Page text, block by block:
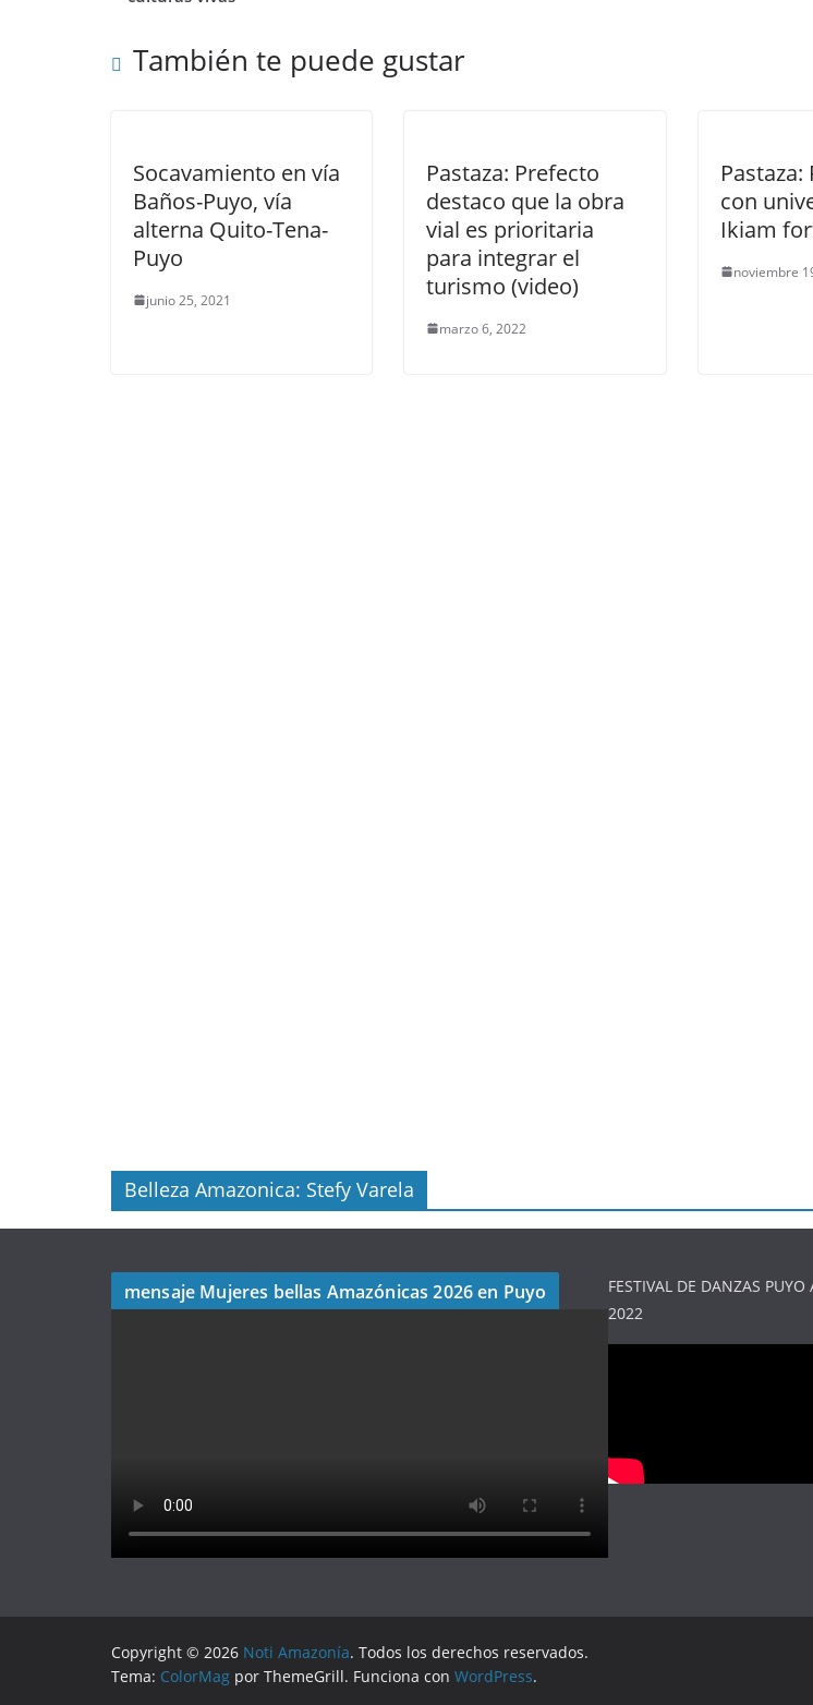
También te puede gustar
Socavamiento en vía
Baños-Puyo, vía
alterna Quito-Tena-
Puyo
junio 25, 2021
Pastaza: Prefecto
destaco que la obra
vial es prioritaria
para integrar el
turismo (video)
marzo 6, 2022
con
Ikiam
noviembre
Belleza Amazonica: Stefy Varela
mensaje Mujeres bellas Amazónicas 2026 en Puyo
FESTIVAL DE DANZAS PUYO
2022
Copyright © 2026 Noti Amazonía. Todos los derechos reservados.
Tema: ColorMag por ThemeGrill. Funciona con WordPress.